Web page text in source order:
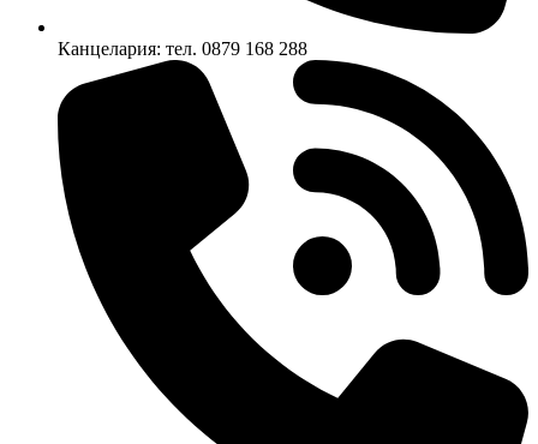
Канцелария: тел. 0879 168 288